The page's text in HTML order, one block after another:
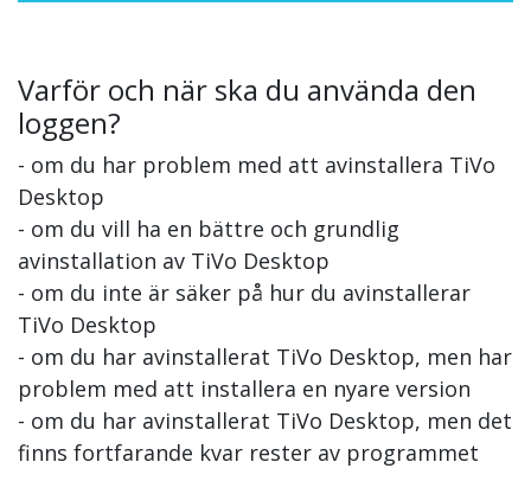
Varför och när ska du använda den
loggen?
- om du har problem med att avinstallera TiVo
Desktop
- om du vill ha en bättre och grundlig
avinstallation av TiVo Desktop
- om du inte är säker på hur du avinstallerar
TiVo Desktop
- om du har avinstallerat TiVo Desktop, men har
problem med att installera en nyare version
- om du har avinstallerat TiVo Desktop, men det
finns fortfarande kvar rester av programmet